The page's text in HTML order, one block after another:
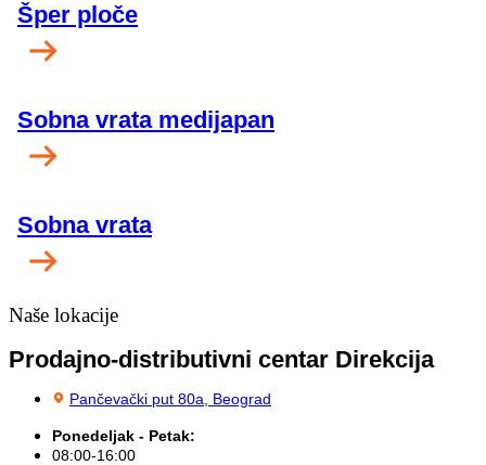
Šper ploče
Sobna vrata medijapan
Sobna vrata
Naše lokacije
Prodajno-distributivni centar Direkcija
Pančevački put 80a, Beograd
Ponedeljak - Petak:
08:00-16:00